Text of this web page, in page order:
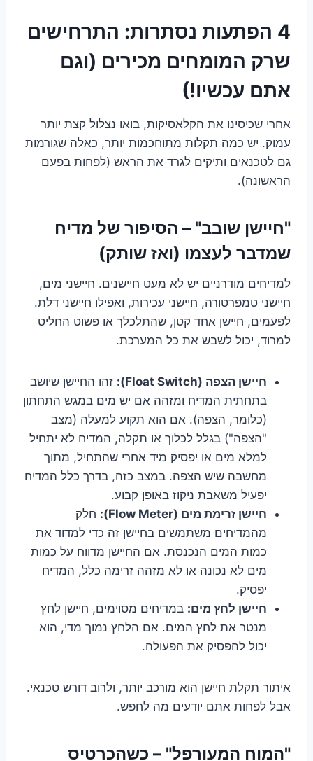
4 הפתעות נסתרות: התרחישים
שרק המומחים מכירים (וגם
אתם עכשיו!)
אחרי שכיסינו את הקלאסיקות, בואו נצלול קצת יותר
עמוק. יש כמה תקלות מתוחכמות יותר, כאלה שגורמות
גם לטכנאים ותיקים לגרד את הראש (לפחות בפעם
הראשונה).
"חיישן שובב" – הסיפור של מדיח
שמדבר לעצמו (ואז שותק)
למדיחים מודרניים יש לא מעט חיישנים. חיישני מים,
חיישני טמפרטורה, חיישני עכירות, ואפילו חיישני דלת.
לפעמים, חיישן אחד קטן, שהתלכלך או פשוט החליט
למרוד, יכול לשבש את כל המערכת.
חיישן הצפה (Float Switch):
זהו החיישן שיושב
בתחתית המדיח ומזהה אם יש מים במגש התחתון
(כלומר, הצפה). אם הוא תקוע למעלה (מצב
"הצפה") בגלל לכלוך או תקלה, המדיח לא יתחיל
למלא מים או יפסיק מיד אחרי שהתחיל, מתוך
מחשבה שיש הצפה. במצב כזה, בדרך כלל המדיח
יפעיל משאבת ניקוז באופן קבוע.
חיישן זרימת מים (Flow Meter):
חלק
מהמדיחים משתמשים בחיישן זה כדי למדוד את
כמות המים הנכנסת. אם החיישן מדווח על כמות
מים לא נכונה או לא מזהה זרימה כלל, המדיח
יפסיק.
חיישן לחץ מים: במדיחים מסוימים, חיישן לחץ
מנטר את לחץ המים. אם הלחץ נמוך מדי, הוא
יכול להפסיק את הפעולה.
איתור תקלת חיישן הוא מורכב יותר, ולרוב דורש טכנאי.
אבל לפחות אתם יודעים מה לחפש.
"המוח המעורפל" – כשהכרטיס